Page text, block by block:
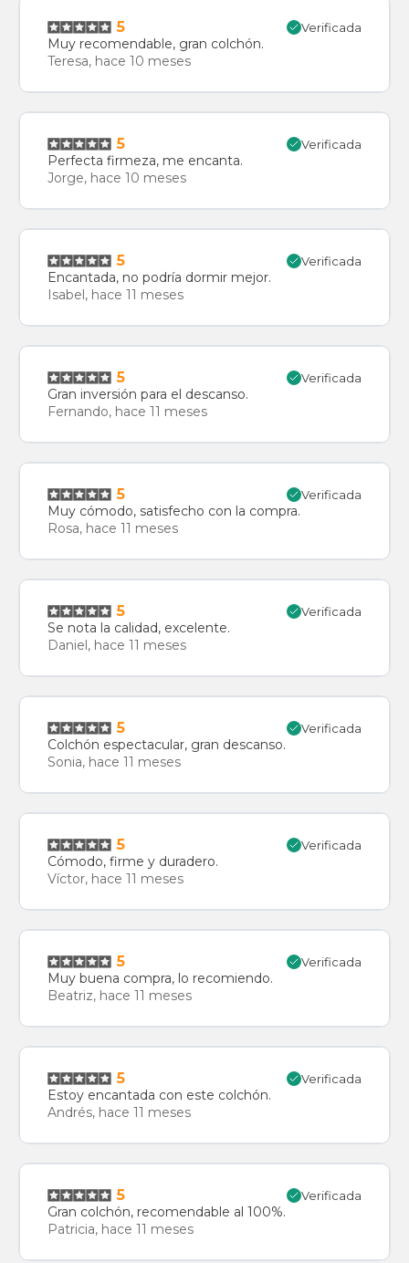
5 Verificada
Muy recomendable, gran colchón.
Teresa, hace 10 meses
5 Verificada
Perfecta firmeza, me encanta.
Jorge, hace 10 meses
5 Verificada
Encantada, no podría dormir mejor.
Isabel, hace 11 meses
5 Verificada
Gran inversión para el descanso.
Fernando, hace 11 meses
5 Verificada
Muy cómodo, satisfecho con la compra.
Rosa, hace 11 meses
5 Verificada
Se nota la calidad, excelente.
Daniel, hace 11 meses
5 Verificada
Colchón espectacular, gran descanso.
Sonia, hace 11 meses
5 Verificada
Cómodo, firme y duradero.
Víctor, hace 11 meses
5 Verificada
Muy buena compra, lo recomiendo.
Beatriz, hace 11 meses
5 Verificada
Estoy encantada con este colchón.
Andrés, hace 11 meses
5 Verificada
Gran colchón, recomendable al 100%.
Patricia, hace 11 meses